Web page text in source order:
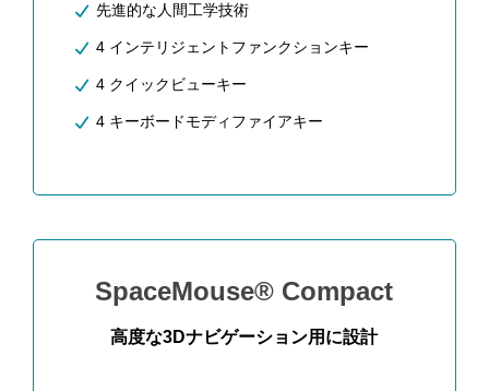
先進的な人間工学技術
4 インテリジェントファンクションキー
4 クイックビューキー
4 キーボードモディファイアキー
SpaceMouse® Compact
高度な3Dナビゲーション用に設計